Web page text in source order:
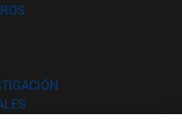
en nueva ventana)